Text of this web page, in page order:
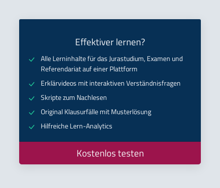
Effektiver lernen?
Alle Lerninhalte für das Jurastudium, Examen und
Referendariat auf einer Plattform
Erklärvideos mit interaktiven Verständnisfragen
Skripte zum Nachlesen
Original Klausurfälle mit Musterlösung
Hilfreiche Lern-Analytics
Kostenlos testen